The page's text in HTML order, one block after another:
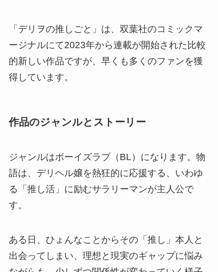
「デリヲの推しごと」は、双葉社のコミックマ
ージナルにて2023年から連載が開始された比較
的新しい作品ですが、早くも多くのファンを獲
得しています。
作品のジャンルとストーリー
ジャンルはボーイズラブ（BL）になります。物
語は、デリヘル嬢を熱狂的に応援する、いわゆ
る「推し活」に励むサラリーマンが主人公で
す。
ある日、ひょんなことからその「推し」本人と
出会ってしまい、理想と現実のギャップに悩み